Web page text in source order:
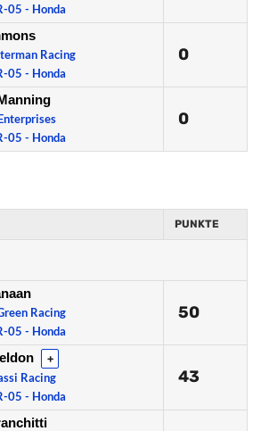
05 - Honda
Racing
05 - Honda
0
05 - Honda
0
PUNKTE
Racing
05 - Honda
50
+
Racing
05 - Honda
43